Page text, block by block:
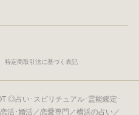
特定商取引法に基づく表記
◎占い･スピリチュアル･霊能鑑定･
活･婚活／恋愛専門／横浜の占い／